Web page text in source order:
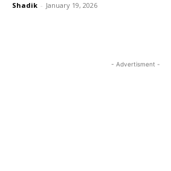
Shadik - January 19, 2026
- Advertisment -